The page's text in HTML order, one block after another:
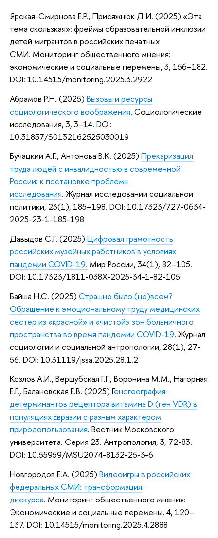
Ярская-Смирнова Е.Р., Присяжнюк Д.И. (2025) «Эта
тема скользкая»: фреймы образовательной инклюзии
детей мигрантов в российских печатных
СМИ. Мониторинг общественного мнения:
экономические и социальные перемены, 3, 156–182.
DOI: 10.14515/monitoring.2025.3.2922
Абрамов Р.Н. (2025) Вызовы и ресурсы
социологического воображения. Социологические
исследования, 3, 3–14. DOI:
10.31857/S0132162525030019
Бучацкий А.Г., Антонова В.К. (2025) Прекаризация
труда людей с инвалидностью в современной
России: к постановке проблемы
исследования. Журнал исследований социальной
политики, 23(1), 185–198. DOI: 10.17323/727-0634-
2025-23-1-185-198
Давыдов С.Г. (2025) Цифровая грамотность
российских музейных работников в условиях
пандемии COVID-19. Мир России, 34(1), 82–105.
DOI: 10.17323/1811-038X-2025-34-1-82-105
Байша Н.С. (2025) Страшно было (не)всем?
Обращение к эмоциональному труду медицинских
сестер из «красной» и «чистой» зон больничного
пространства во время пандемии COVID-19. Журнал
социологии и социальной антропологии, 28(1), 27-
56. DOI: 10.31119/jssa.2025.28.1.2
Козлов А.И., Вершубская Г.Г., Воронина М.М., Нагорная
Е.Г., Балановская Е.В. (2025) Геногеография
детерминантов рецептора витамина D (ген VDR) в
популяциях Евразии с разным характером
природопользования. Вестник Московского
университета. Серия 23. Антропология, 3, 72-83.
DOI: 10.55959/MSU2074-8132-25-3-6
Новгородов Е.А. (2025) Видеоигры в российских
федеральных СМИ: трансформация
дискурса. Мониторинг общественного мнения:
Экономические и социальные перемены, 4, 120–
137. DOI: 10.14515/monitoring.2025.4.2888